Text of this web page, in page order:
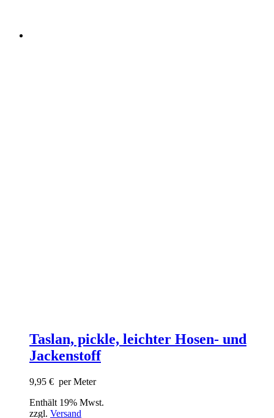
Taslan, pickle, leichter Hosen- und
Jackenstoff
9,95 € per Meter
Enthält 19% Mwst.
zzgl. Versand